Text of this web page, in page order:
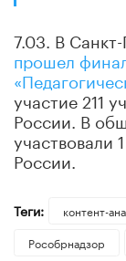
7.03. В
прошел
участие 211
России. В
участвовали
России.
Теги: контент-
Рособрнадзор